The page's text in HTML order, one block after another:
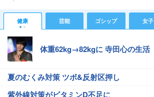
健康 芸能 ゴシップ 女子
体重62kg→82kgに 寺田心の生活
夏のむくみ対策 ツボ&反射区押し
紫外線対策がビタミンD不足に